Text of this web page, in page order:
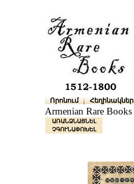
Որոնում Հեղինակներ
Armenian Rare Books
ԱՌԱՆՁՆԱՑՆԵԼ
ՉԳՈՒՆԱՓՈԽԵԼ